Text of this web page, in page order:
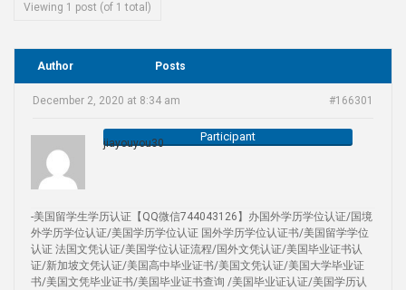
Viewing 1 post (of 1 total)
Author Posts
December 2, 2020 at 8:34 am #166301
jiayouyou30 Participant
-美国留学生学历认证【QQ微信744043126】办国外学历学位认证/国境
外学历学位认证/美国学历学位认证 国外学历学位认证书/美国留学学位
认证 法国文凭认证/美国学位认证流程/国外文凭认证/美国毕业证书认
证/新加坡文凭认证/美国高中毕业证书/美国文凭认证/美国大学毕业证
书/美国文凭毕业证书/美国毕业证书查询 /美国毕业证认证/美国学历认